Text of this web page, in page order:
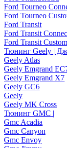
Ford Tourneo
Ford Tourneo
Ford Transit
Ford Transit
Ford Transit Custom
Тюнинг Geely |
Geely Atlas
Geely Emgrand
Geely Emgrand X7
Geely GC6
Geely
Geely MK Cross
Тюнинг GMC |
Gmc Acadia
Gmc Canyon
Gmc Envoy